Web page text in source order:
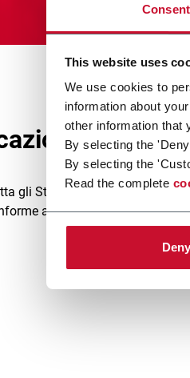
Consent
This website uses
We use cookies to
information about
other information that
By selecting the
By selecting the
Read the complete
Deny
gli Standard Internazionali in
ai requisiti della